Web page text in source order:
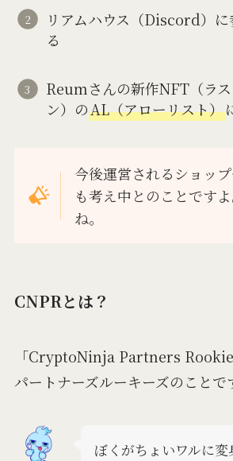
リアムハウス（Discord）に
る
Reumさんの新作NFT（ラス
ン）のAL（アローリスト）
今後運営されるショッ
も考え中とのことです
ね。
CNPRとは？
「CryptoNinja Partners
パートナーズルーキーズのことで
ぼくがちょいワルに